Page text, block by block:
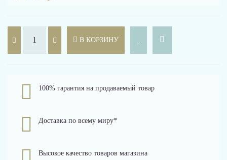
В КОРЗИНУ
100% гарантия на продаваемый товар
Доставка по всему миру*
Высокое качество товаров магазина